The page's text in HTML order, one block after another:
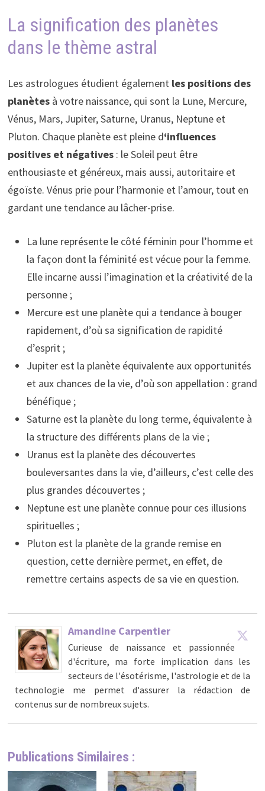
La signification des planètes
dans le thème astral
Les astrologues étudient également les positions des
planètesà votre naissance, qui sont la Lune, Mercure,
Vénus, Mars, Jupiter, Saturne, Uranus, Neptune et
Pluton. Chaque planète est pleine d‘influences
positives et négatives: le Soleil peut être
enthousiaste et généreux, mais aussi, autoritaire et
égoïste. Vénus prie pour l’harmonie et l’amour, tout en
gardant une tendance au lâcher-prise.
La lune représente le côté féminin pour l’homme et
la façon dont la féminité est vécue pour la femme.
Elle incarne aussi l’imagination et la créativité de la
personne ;
Mercure est une planète qui a tendance à bouger
rapidement, d’où sa signification de rapidité
d’esprit ;
Jupiter est la planète équivalente aux opportunités
et aux chances de la vie, d’où son appellation : grand
bénéfique ;
Saturne est la planète du long terme, équivalente à
la structure des différents plans de la vie ;
Uranus est la planète des découvertes
bouleversantes dans la vie, d’ailleurs, c’est celle des
plus grandes découvertes ;
Neptune est une planète connue pour ces illusions
spirituelles ;
Pluton est la planète de la grande remise en
question, cette dernière permet, en effet, de
remettre certains aspects de sa vie en question.
Amandine Carpentier
Curieuse de naissance et passionnée
d'écriture, ma forte implication dans les
secteurs de l'ésotérisme, l'astrologie et de la
technologie me permet d'assurer la rédaction de
contenus sur de nombreux sujets.
Publications Similaires :